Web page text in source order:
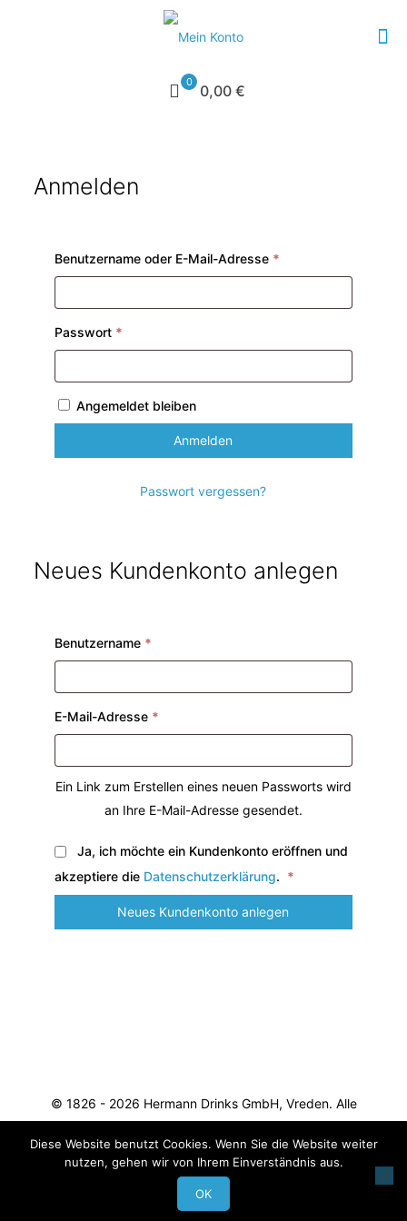
0 0,00 €
Anmelden
Benutzername oder E-Mail-Adresse *Erforderlich
Passwort *Erforderlich
Angemeldet bleiben
Anmelden
Passwort vergessen?
Neues Kundenkonto anlegen
Benutzername *Erforderlich
E-Mail-Adresse *Erforderlich
Ein Link zum Erstellen eines neuen Passworts wird
an Ihre E-Mail-Adresse gesendet.
Ja, ich möchte ein Kundenkonto eröffnen und
akzeptiere die Datenschutzerklärung. *Erforderlich
Neues Kundenkonto anlegen
© 1826 - 2026 Hermann Drinks GmbH, Vreden. Alle
Diese Website benutzt Cookies. Wenn Sie die Website weiter
nutzen, gehen wir von Ihrem Einverständnis aus.
OK